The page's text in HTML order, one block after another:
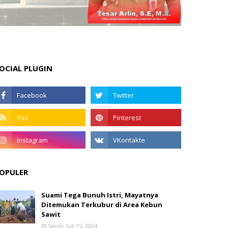
PLUGIN
Suami Tega Bunuh Istri, Mayatnya
Ditemukan Terkubur di Area Kebun
Sawit
Senin, Juli 15, 2024